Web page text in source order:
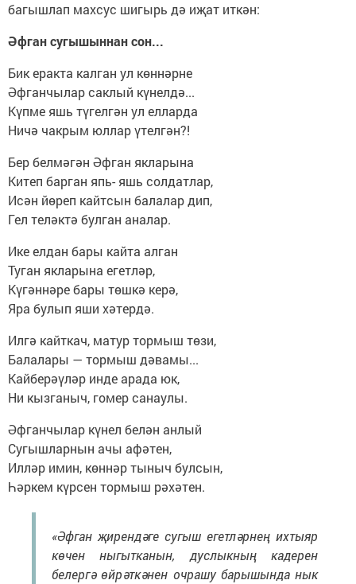
багышлап махсус шигырь дә иҗат иткән:
Әфган сугышыннан сон...
Бик еракта калган ул көннәрне
Әфганчылар саклый күнелдә...
Күпме яшь түгелгән ул елларда
Ничә чакрым юллар үтелгән?!
Бер белмәгән Әфган якларына
Китеп барган япь- яшь солдатлар,
Исән йөреп кайтсын балалар дип,
Гел теләктә булган аналар.
Ике елдан бары кайта алган
Туган якларына егетләр,
Күгәннәре бары төшкә керә,
Яра булып яши хәтердә.
Илгә кайткач, матур тормыш төзи,
Балалары — тормыш дәвамы...
Кайберәүләр инде арада юк,
Ни кызганыч, гомер санаулы.
Әфганчылар күнел белән анлый
Сугышларнын ачы афәтен,
Илләр имин, көннәр тыныч булсын,
Һәркем күрсен тормыш рәхәтен.
«Әфган җирендәге сугыш егетләрнең ихтыяр
көчен ныгытканын, дуслыкның кадерен
белергә өйрәткәнен очрашу барышында нык